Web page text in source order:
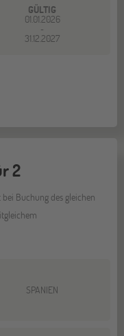
GÜLTIG
01.01.2026
-
31.12.2027
2
Buchung des gleichen
SPANIEN